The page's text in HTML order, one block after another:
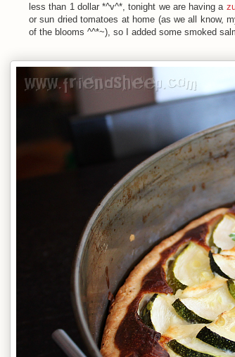
less than 1 dollar *^v^*, tonight we are having a
or sun dried tomatoes at home (as we all know,
of the blooms ^^*~), so I added some smoked